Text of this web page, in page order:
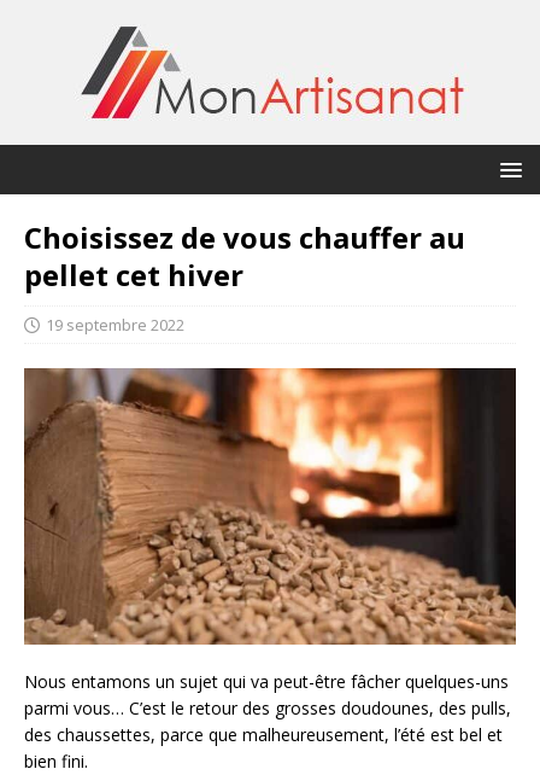
Choisissez de vous chauffer au
pellet cet hiver
19 septembre 2022
Nous entamons un sujet qui va peut-être fâcher quelques-uns
parmi vous… C’est le retour des grosses doudounes, des pulls,
des chaussettes, parce que malheureusement, l’été est bel et
bien fini.